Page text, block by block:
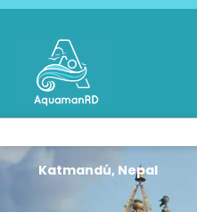
Katmandú, Nepal